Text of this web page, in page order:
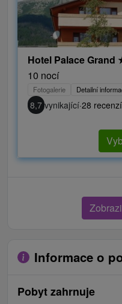
Hotel Palace Grand
10 nocí
Fotogalerie Detailní
8,7 vynikající·28 recenzí
Informace o
Pobyt zahrnuje